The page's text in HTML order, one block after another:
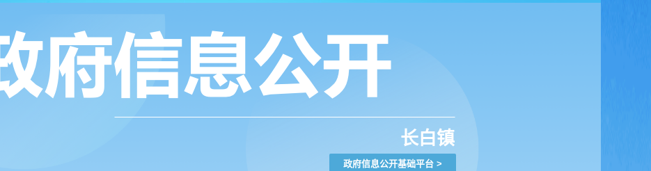
长白镇
政府信息公开基础平台 >